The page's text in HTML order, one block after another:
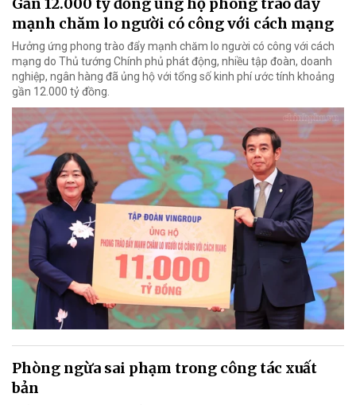
mạnh chăm lo người có công với cách mạng
Hưởng ứng phong trào đẩy mạnh chăm lo người có công với cách
mạng do Thủ tướng Chính phủ phát động, nhiều tập đoàn, doanh
nghiệp, ngân hàng đã ủng hộ với tổng số kinh phí ước tính khoảng
gần 12.000 tỷ đồng.
Phòng ngừa sai phạm trong công tác xuất
bản